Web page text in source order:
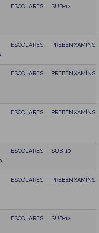
ESCOLARES SUB-12
ESCOLARES PREBENXAMÍNS
ESCOLARES PREBENXAMÍNS
ESCOLARES PREBENXAMÍNS
ESCOLARES SUB-10
ESCOLARES PREBENXAMÍNS
ESCOLARES SUB-12